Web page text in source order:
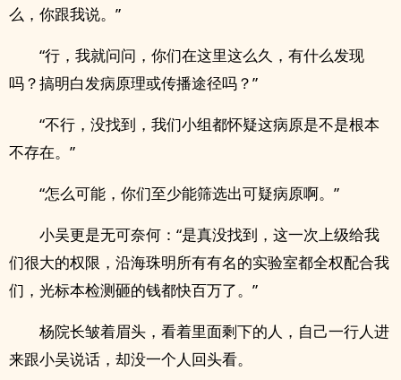
么，你跟我说。”
“行，我就问问，你们在这里这么久，有什么发现
吗？搞明白发病原理或传播途径吗？”
“不行，没找到，我们小组都怀疑这病原是不是根本
不存在。”
“怎么可能，你们至少能筛选出可疑病原啊。”
小吴更是无可奈何：“是真没找到，这一次上级给我
们很大的权限，沿海珠明所有有名的实验室都全权配合我
们，光标本检测砸的钱都快百万了。”
杨院长皱着眉头，看着里面剩下的人，自己一行人进
来跟小吴说话，却没一个人回头看。